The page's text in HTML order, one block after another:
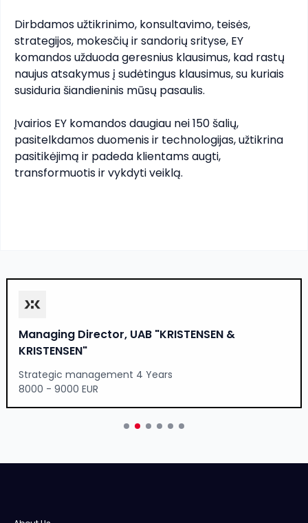
Dirbdamos užtikrinimo, konsultavimo, teisės,
strategijos, mokesčių ir sandorių srityse, EY
komandos užduoda geresnius klausimus, kad rastų
naujus atsakymus į sudėtingus klausimus, su kuriais
susiduria šiandieninis mūsų pasaulis.
Įvairios EY komandos daugiau nei 150 šalių,
pasitelkdamos duomenis ir technologijas, užtikrina
pasitikėjimą ir padeda klientams augti,
transformuotis ir vykdyti veiklą.
Managing Director, UAB "KRISTENSEN &
KRISTENSEN"
Strategic management 4 Years
8000 - 9000 EUR